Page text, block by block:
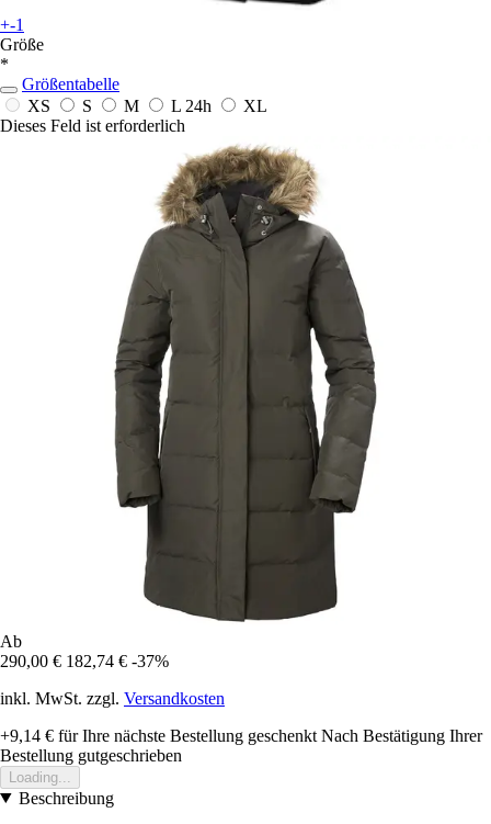
+-1
Größe
*
Größentabelle
XS
S M L 24h
XL
Dieses Feld ist erforderlich
Ab
290,00 € 182,74 € -37%
inkl. MwSt. zzgl. Versandkosten
+9,14 € für Ihre nächste Bestellung geschenkt Nach Bestätigung Ihrer
Bestellung gutgeschrieben
Loading...
Beschreibung